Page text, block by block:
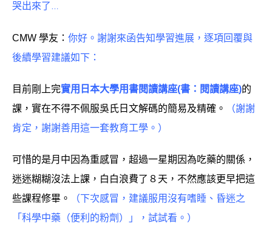
哭出來了 …
CMW 學友： 你好。謝謝來函告知學習進展，逐項回覆與
後續學習建議如下：
目前剛上完實用日本大學用書閱讀講座(書：閱讀講座)的
課，實在不得不佩服吳氏日文解碼的簡易及精確。
（謝謝
肯定，謝謝善用這一套教育工學。）
可惜的是月中因為重感冒，超過一星期因為吃藥的關係，
迷迷糊糊沒法上課，白白浪費了８天，不然應該更早把這
些課程修畢。
（下次感冒，建議服用沒有嗜睡、昏迷之
「科學中藥（便利的粉劑）」，試試看。）